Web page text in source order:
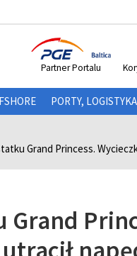
Partner Portalu
PORTY, LOGISTYKA
Grand Princess.
Grand